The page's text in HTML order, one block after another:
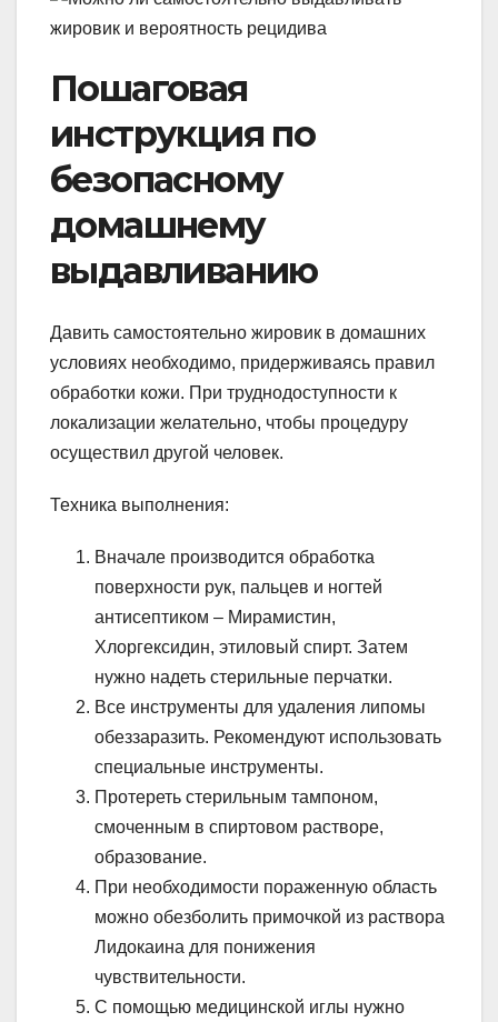
Пошаговая
инструкция по
безопасному
домашнему
выдавливанию
Давить самостоятельно жировик в домашних
условиях необходимо, придерживаясь правил
обработки кожи. При труднодоступности к
локализации желательно, чтобы процедуру
осуществил другой человек.
Техника выполнения:
Вначале производится обработка
поверхности рук, пальцев и ногтей
антисептиком – Мирамистин,
Хлоргексидин, этиловый спирт. Затем
нужно надеть стерильные перчатки.
Все инструменты для удаления липомы
обеззаразить. Рекомендуют использовать
специальные инструменты.
Протереть стерильным тампоном,
смоченным в спиртовом растворе,
образование.
При необходимости пораженную область
можно обезболить примочкой из раствора
Лидокаина для понижения
чувствительности.
С помощью медицинской иглы нужно